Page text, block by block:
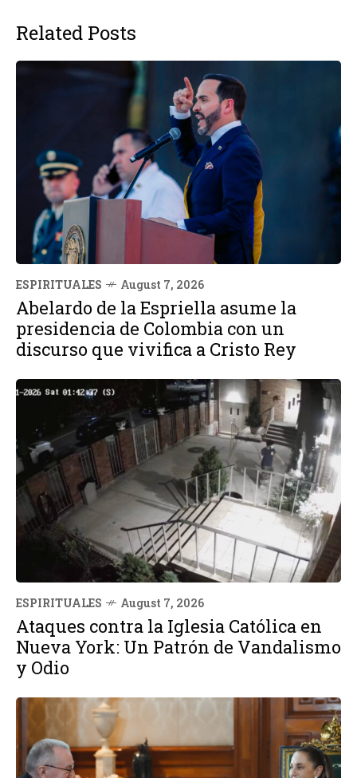
Related Posts
ESPIRITUALES August 7, 2026
Abelardo de la Espriella asume la
presidencia de Colombia con un
discurso que vivifica a Cristo Rey
ESPIRITUALES August 7, 2026
Ataques contra la Iglesia Católica en
Nueva York: Un Patrón de Vandalismo
y Odio